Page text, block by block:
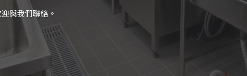
與我們聯絡。